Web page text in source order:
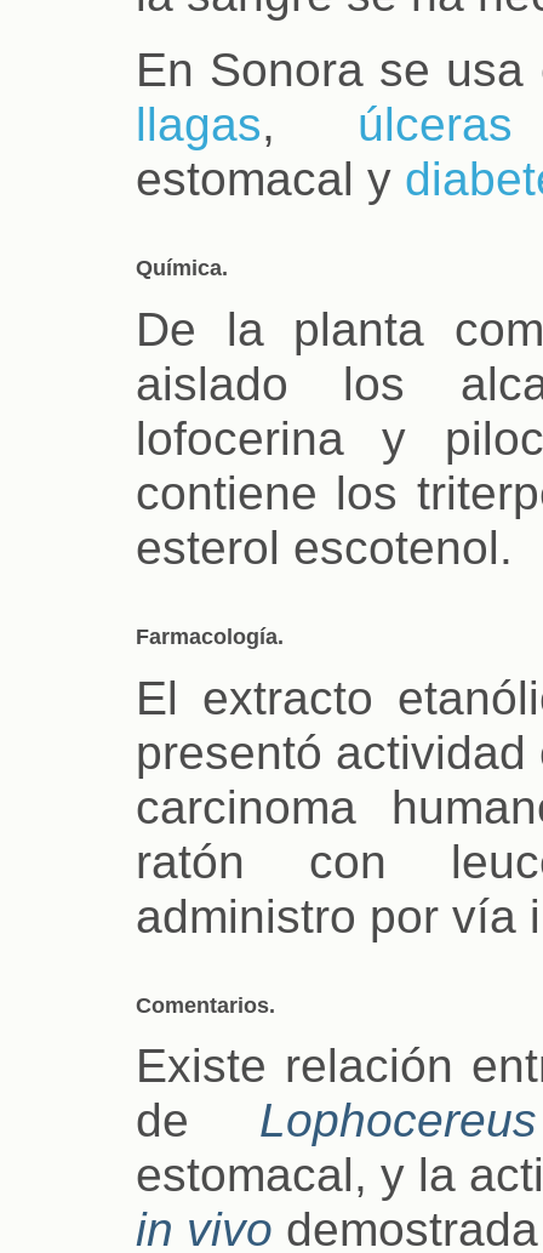
En Sonora se
llagas, úlceras
estomacal y
Química.
De la planta
aislado los
lofocerina y
contiene los
esterol escotenol.
Farmacología.
El extracto
presentó
carcinoma
ratón con
administro por vía
Comentarios.
Existe relación
de
estomacal, y la
in vivo